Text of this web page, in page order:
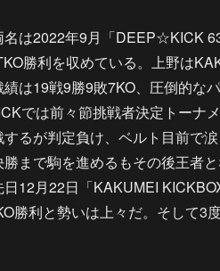
は2022年9月「DEEP☆KICK
勝利を収めている。上野は
績は19戦9勝9敗7KO、圧倒的な
では前々節挑戦者決定トーナ
るが判定負け、ベルト目前で
まで駒を進めるもその後王者
12月22日「KAKUMEI
勝利と勢いは上々だ。そして3